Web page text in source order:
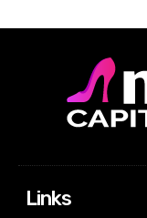
Links